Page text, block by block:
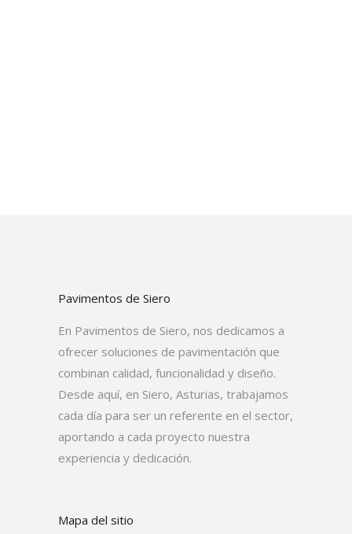
Pavimentos de Siero
En Pavimentos de Siero, nos dedicamos a
ofrecer soluciones de pavimentación que
combinan calidad, funcionalidad y diseño.
Desde aquí, en Siero, Asturias, trabajamos
cada día para ser un referente en el sector,
aportando a cada proyecto nuestra
experiencia y dedicación.
Mapa del sitio